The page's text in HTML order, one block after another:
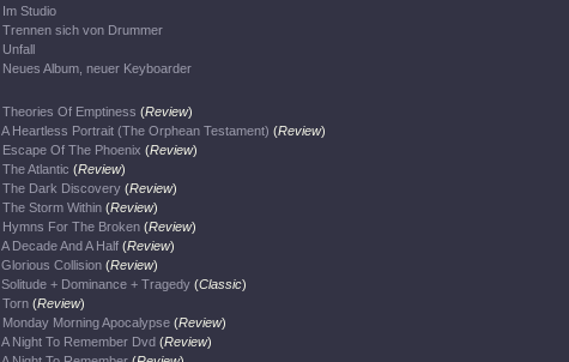
Im Studio
Trennen sich von Drummer
Unfall
Neues Album, neuer Keyboarder
Theories Of Emptiness (Review)
A Heartless Portrait (The Orphean Testament) (Review)
Escape Of The Phoenix (Review)
The Atlantic (Review)
The Dark Discovery (Review)
The Storm Within (Review)
Hymns For The Broken (Review)
A Decade And A Half (Review)
Glorious Collision (Review)
Solitude + Dominance + Tragedy (Classic)
Torn (Review)
Monday Morning Apocalypse (Review)
A Night To Remember Dvd (Review)